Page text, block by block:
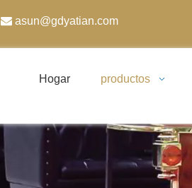
 asun@gdyatian.com
Hogar productos